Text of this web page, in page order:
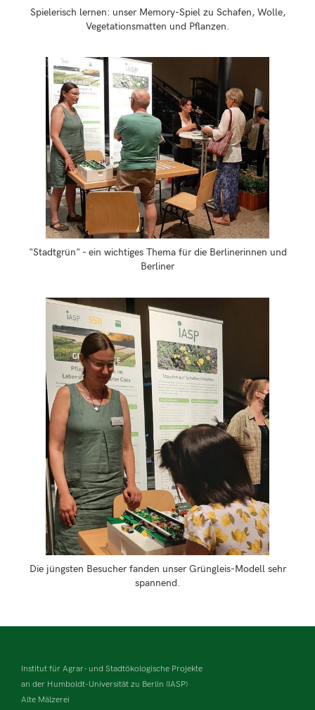
Spielerisch lernen: unser Memory-Spiel zu Schafen, Wolle,
Vegetationsmatten und Pflanzen.
"Stadtgrün" - ein wichtiges Thema für die Berlinerinnen und
Berliner
Die jüngsten Besucher fanden unser Grüngleis-Modell sehr
spannend.
Institut für Agrar- und Stadtökologische Projekte
an der Humboldt-Universität zu Berlin (IASP)
Alte Mälzerei